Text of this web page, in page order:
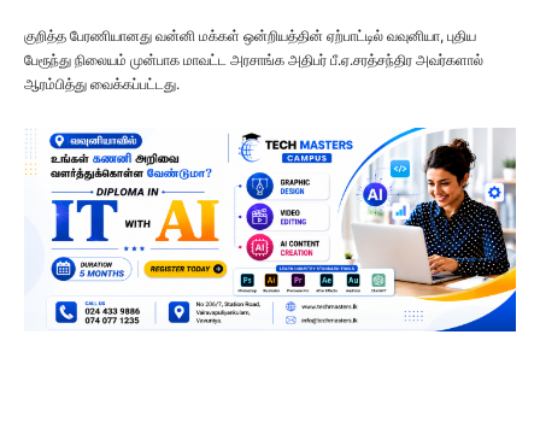
குறித்த பேரணியானது வன்னி மக்கள் ஒன்றியத்தின் ஏற்பாட்டில் வவுனியா, புதிய
பேரூந்து நிலையம் முன்பாக மாவட்ட அரசாங்க அதிபர் பீ.ஏ.சரத்சந்திர அவர்களால்
ஆரம்பித்து வைக்கப்பட்டது.